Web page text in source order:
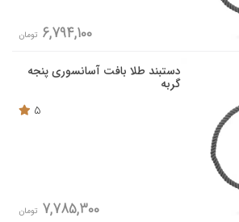
6,794,100 تومان
دستبند طلا بافت آسانسوری پنجه
گربه
5
7,785,300 تومان